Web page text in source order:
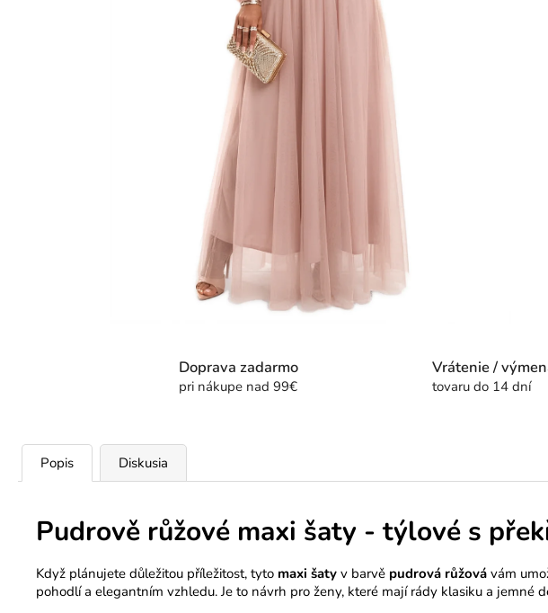
Doprava zadarmo
pri nákupe nad 99€
Vrátenie /
tovaru do 14 dní
Popis Diskusia
Pudrově růžové maxi šaty - týlové s
Když plánujete důležitou příležitost, tyto maxi šaty v barvě pudrová růžová vám
pohodlí a elegantním vzhledu. Je to návrh pro ženy, které mají rády klasiku a jemné